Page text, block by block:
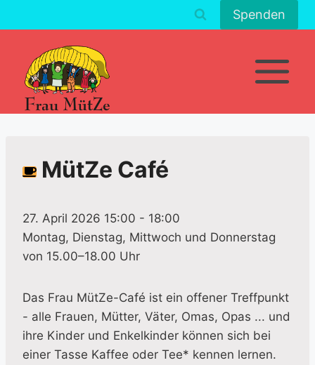
Inhalt
Spenden
MütZe Café
27. April 2026 15:00 - 18:00
Montag, Dienstag, Mittwoch und Donnerstag
von 15.00–18.00 Uhr
Das Frau MütZe-Café ist ein offener Treffpunkt
- alle Frauen, Mütter, Väter, Omas, Opas ... und
ihre Kinder und Enkelkinder können sich bei
einer Tasse Kaffee oder Tee* kennen lernen.